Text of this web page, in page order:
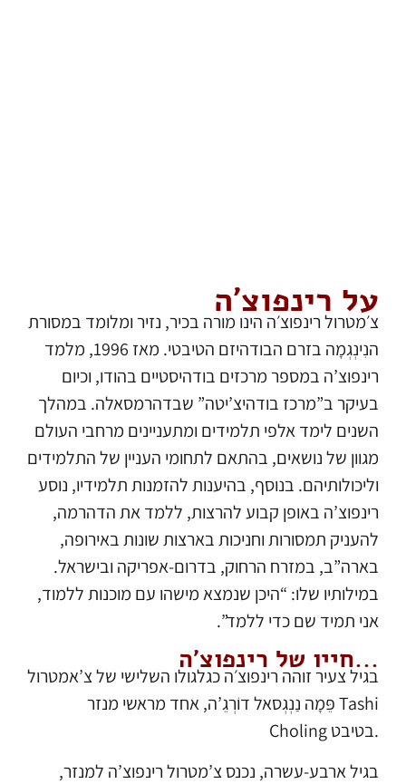
על רינפוצ׳ה
צ׳מטרול רינפוצ׳ה הינו מורה בכיר, נזיר ומלומד במסורת
הנִינְגְמָה בזרם הבודהיזם הטיבטי. מאז 1996, מלמד
רינפוצ’ה במספר מרכזים בודהיסטיים בהודו, וכיום
בעיקר ב”מרכז בודהיצ’יטה” שבדהרמסאלה. במהלך
השנים לימד אלפי תלמידים ומתעניינים מרחבי העולם
מגוון של נושאים, בהתאם לתחומי העניין של התלמידים
וליכולותיהם. בנוסף, בהיענות להזמנות תלמידיו, נוסע
רינפוצ’ה באופן קבוע להרצות, ללמד את הדהרמה,
להעניק תמסורות וחניכות בארצות שונות באירופה,
בארה”ב, במזרח הרחוק, בדרום-אפריקה ובישראל.
במילותיו שלו: “היכן שנמצא מישהו עם מוכנות ללמוד,
אני תמיד שם כדי ללמד”.
חייו של רינפוצ׳ה...
בגיל צעיר זוהה רינפוצ׳ה כגלגולו השלישי של צ’אמטרול
פֵּמָה נַנְגְסאל דוֹרְגֵ’ה, אחד מראשי מנזר Tashi
Choling בטיבט.
בגיל ארבע-עשרה, נכנס צ’מטרול רינפוצ’ה למנזר,